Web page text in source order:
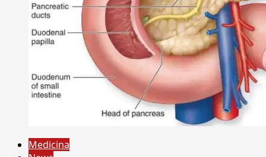
Medicina